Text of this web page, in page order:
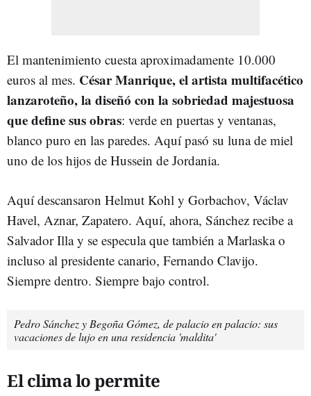
El mantenimiento cuesta aproximadamente 10.000
euros al mes. César Manrique, el artista multifacético
lanzaroteño, la diseñó con la sobriedad majestuosa
que define sus obras: verde en puertas y ventanas,
blanco puro en las paredes. Aquí pasó su luna de miel
uno de los hijos de Hussein de Jordania.
Aquí descansaron Helmut Kohl y Gorbachov, Václav
Havel, Aznar, Zapatero. Aquí, ahora, Sánchez recibe a
Salvador Illa y se especula que también a Marlaska o
incluso al presidente canario, Fernando Clavijo.
Siempre dentro. Siempre bajo control.
Pedro Sánchez y Begoña Gómez, de palacio en palacio: sus
vacaciones de lujo en una residencia 'maldita'
El clima lo permite